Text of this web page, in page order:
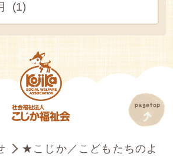
(1)
★こじか／こどもたちのよ